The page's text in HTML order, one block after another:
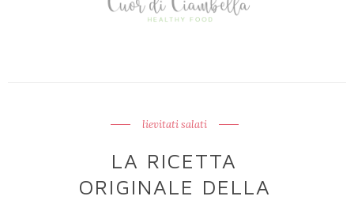
lievitati salati
LA RICETTA
ORIGINALE DELLA